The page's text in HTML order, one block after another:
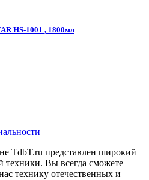
HS-1001 , 1800мл
TdbT.ru представлен широкий
техники. Вы всегда сможете
технику отечественных и